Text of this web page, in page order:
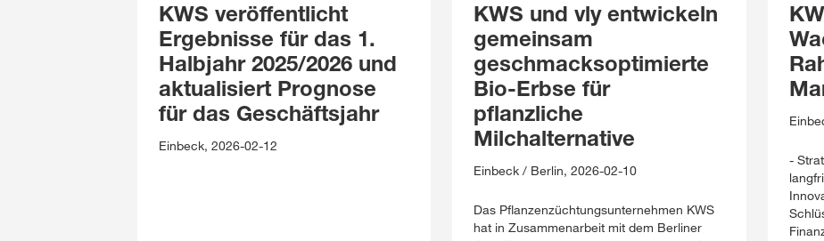
KWS veröffentlicht
Ergebnisse für das 1.
Halbjahr 2025/2026 und
aktualisiert Prognose
für das Geschäftsjahr
Einbeck, 2026-02-12
KWS und vly entwickeln
gemeinsam
geschmacksoptimierte
Bio-Erbse für
pflanzliche
Milchalternative
Einbeck / Berlin, 2026-02-10
Das Pflanzenzüchtungsunternehmen KWS
hat in Zusammenarbeit mit dem Berliner
-